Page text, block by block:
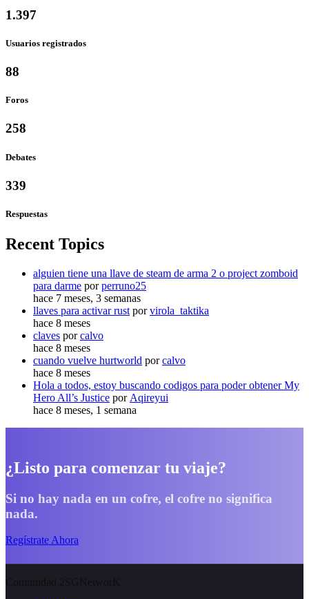
1.397
Usuarios registrados
88
Foros
258
Debates
339
Respuestas
Recent Topics
alguien tiene una llave de steam de arma 2 o project zomboid
para darme porperruno25
hace 7 meses, 3 semanas
llaves para activar rust porvirola_taktika
hace 8 meses
claves porcalvo
hace 8 meses
cuando vuelve hurtworld porcalvo
hace 8 meses
Hola a todos, estoy buscando codigos para poder obtener My
Hero All’s Justice por Aqireyui
hace 8 meses, 1 semana
¿Listo para comenzar tu viaje?
Si no hay nada en un cofre, el cofre no significa
nada.
Regístrate Ahora